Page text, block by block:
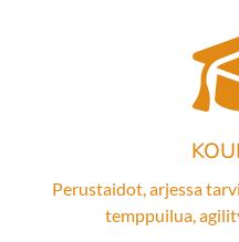
Perustaidot, arjessa
temppuilua,